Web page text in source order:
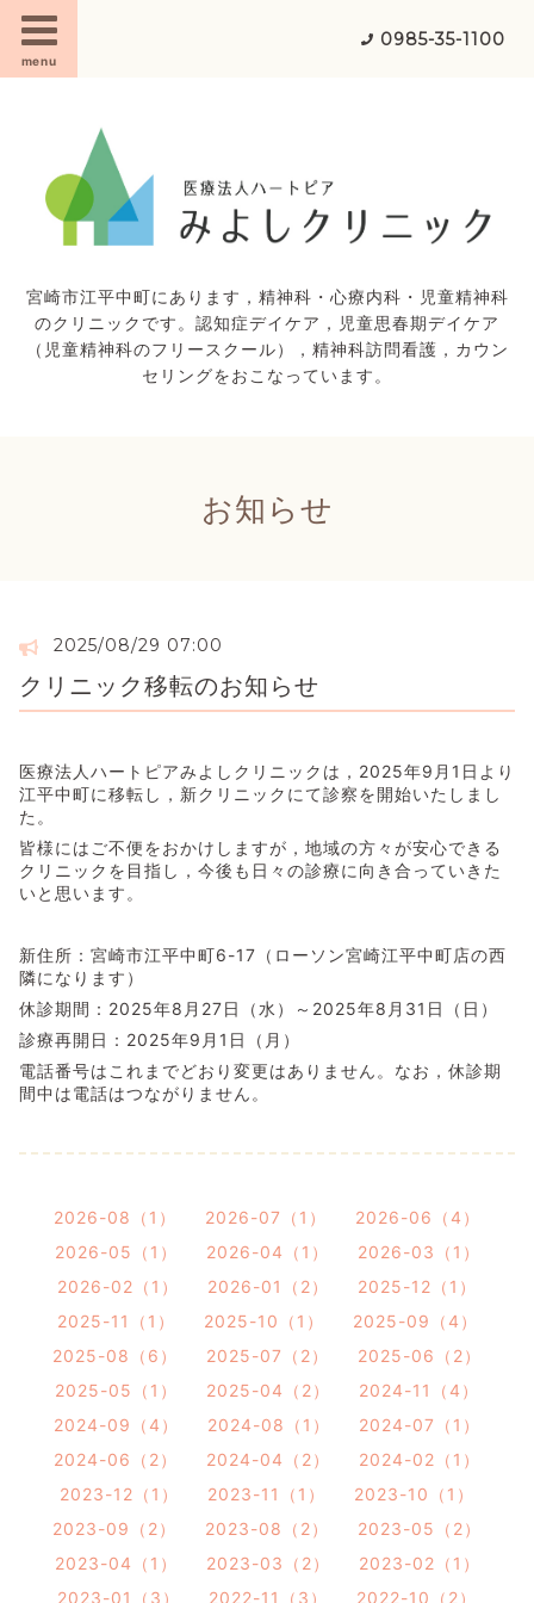
menu
0985-35-1100
宮崎市江平中町にあります，精神科・心療内科・児童精神科
のクリニックです。認知症デイケア，児童思春期デイケア
（児童精神科のフリースクール），精神科訪問看護，カウン
セリングをおこなっています。
お知らせ
2025/08/29 07:00
クリニック移転のお知らせ
医療法人ハートピアみよしクリニックは，2025年9月1日より
江平中町に移転し，新クリニックにて診察を開始いたしまし
た。
皆様にはご不便をおかけしますが，地域の方々が安心できる
クリニックを目指し，今後も日々の診療に向き合っていきた
いと思います。
新住所：宮崎市江平中町6-17（ローソン宮崎江平中町店の西
隣になります）
休診期間：2025年8月27日（水）～2025年8月31日（日）
診療再開日：2025年9月1日（月）
電話番号はこれまでどおり変更はありません。なお，休診期
間中は電話はつながりません。
2026-08（1） 2026-07（1）
2026-06（4）
2026-05（1）
2026-04（1）
2026-03（1）
2026-02（1）
2026-01（2）
2025-12（1）
2025-11（1）
2025-10（1）
2025-09（4）
2025-08（6）
2025-07（2）
2025-06（2）
2025-05（1）
2025-04（2）
2024-11（4）
2024-09（4）
2024-08（1）
2024-07（1）
2024-06（2）
2024-04（2）
2024-02（1）
2023-12（1）
2023-11（1）
2023-10（1）
2023-09（2）
2023-08（2）
2023-05（2）
2023-04（1）
2023-03（2）
2023-02（1）
2023-01（3）
2022-11（3） 2022-10（2）